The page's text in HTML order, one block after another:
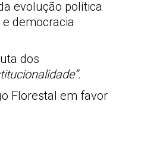
evolução política
democracia
dos
Florestal em favor